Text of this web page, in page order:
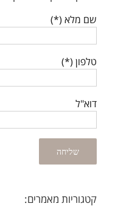
שם מלא (*)
טלפון (*)
דוא"ל
קטגוריות מאמרים: